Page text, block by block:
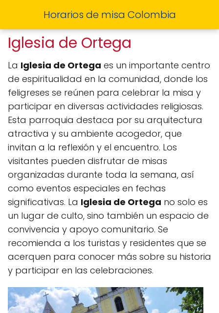
Horarios de misa Colombia
Iglesia de Ortega
La Iglesia de Ortega es un importante centro
de espiritualidad en la comunidad, donde los
feligreses se reúnen para celebrar la misa y
participar en diversas actividades religiosas.
Esta parroquia destaca por su arquitectura
atractiva y su ambiente acogedor, que
invitan a la reflexión y el encuentro. Los
visitantes pueden disfrutar de misas
organizadas durante toda la semana, así
como eventos especiales en fechas
significativas. La Iglesia de Ortega no solo es
un lugar de culto, sino también un espacio de
convivencia y apoyo comunitario. Se
recomienda a los turistas y residentes que se
acerquen para conocer más sobre su historia
y participar en las celebraciones.